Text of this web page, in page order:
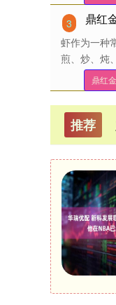
3
鼎红
虾作为一种
煎、炒、炖
鼎红
推荐